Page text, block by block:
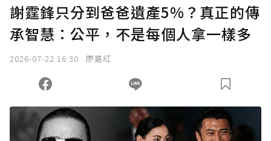
謝霆鋒只分到爸爸遺產5%？真正的傳
承智慧：公平，不是每個人拿一樣多
2026-07-22 16:30 廖嘉紅